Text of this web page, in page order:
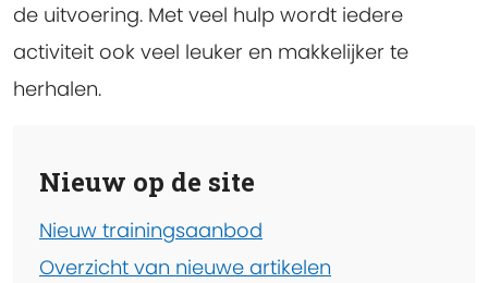
de uitvoering. Met veel hulp wordt iedere
activiteit ook veel leuker en makkelijker te
herhalen.
Nieuw op de site
Nieuw trainingsaanbod
Overzicht van nieuwe artikelen